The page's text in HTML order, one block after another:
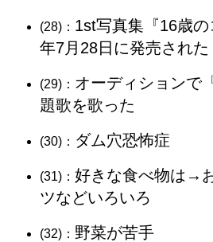
(28)： 1st写真集『16歳
年7月28日に発売された
(29)： オーディションで
題歌を歌った
(30)： ダム穴恐怖症
(31)： 好きな食べ物は→
ツなどいろいろ
(32)： 野菜が苦手